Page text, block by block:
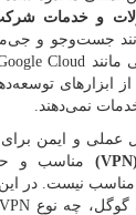
و خدمات
جست‌وجو و
مانند Cloud
ابزارهای
نمی‌دهند.
عملی و ایمن
VPN
) مناسب و
مناسب نیست. در
گوگل، چه نوع VPN